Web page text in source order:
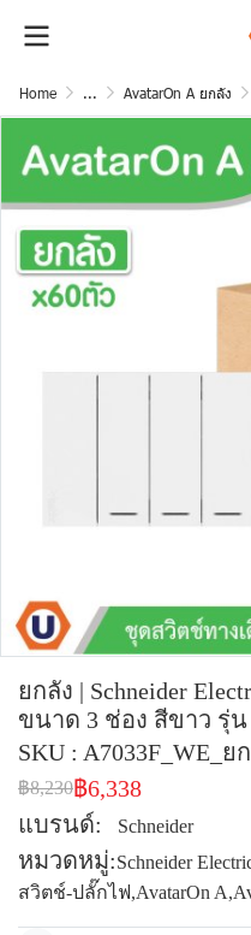
Home ... AvatarOn A ยกลัง
ยกลัง | Schneider
ขนาด 3 ช่อง สีขาว รุ่น
SKU : A7033F_WE_ย
฿8,230฿6,338
แบรนด์:
Schneider
หมวดหมู่:Schneider
สวิตช์-ปลั๊กไฟ,AvatarOn A,